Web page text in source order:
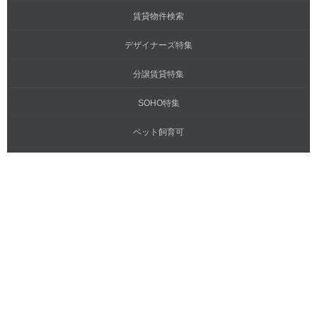
賃貸物件検索
デザイナーズ特集
分譲賃貸特集
SOHO特集
ペット飼育可